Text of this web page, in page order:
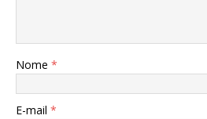
Nome *
E-mail *